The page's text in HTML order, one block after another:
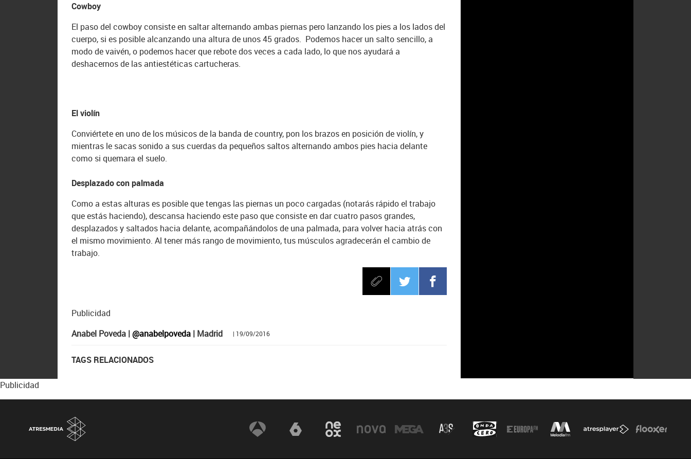
Cowboy
El paso del cowboy consiste en saltar alternando ambas piernas pero lanzando los pies a los lados del
cuerpo, si es posible alcanzando una altura de unos 45 grados. Podemos hacer un salto sencillo, a
modo de vaivén, o podemos hacer que rebote dos veces a cada lado, lo que nos ayudará a
deshacernos de las antiestéticas cartucheras.
El violín
Conviértete en uno de los músicos de la banda de country, pon los brazos en posición de violín, y
mientras le sacas sonido a sus cuerdas da pequeños saltos alternando ambos pies hacia delante
como si quemara el suelo.
Desplazado con palmada
Como a estas alturas es posible que tengas las piernas un poco cargadas (notarás rápido el trabajo
que estás haciendo), descansa haciendo este paso que consiste en dar cuatro pasos grandes,
desplazados y saltados hacia delante, acompañándolos de una palmada, para volver hacia atrás con
el mismo movimiento. Al tener más rango de movimiento, tus músculos agradecerán el cambio de
trabajo.
Publicidad
Anabel Poveda |@anabelpoveda | Madrid | 19/09/2016
TAGS RELACIONADOS
Publicidad